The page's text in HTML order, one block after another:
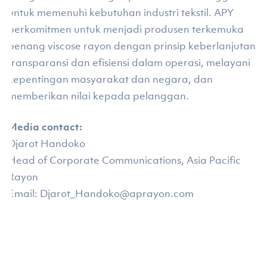
untuk memenuhi kebutuhan industri tekstil. APY
berkomitmen untuk menjadi produsen terkemuka
benang viscose rayon dengan prinsip keberlanjutan,
transparansi dan efisiensi dalam operasi, melayani
kepentingan masyarakat dan negara, dan
memberikan nilai kepada pelanggan.
Media contact:
Djarot Handoko
Head of Corporate Communications, Asia Pacific
Rayon
Email: Djarot_Handoko@aprayon.com